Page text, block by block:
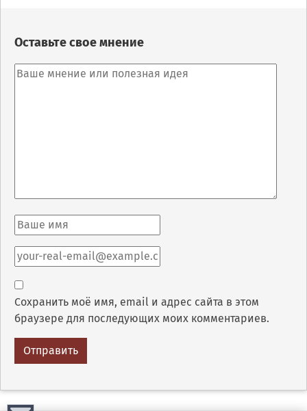
Оставьте свое мнение
Сохранить моё имя, email и адрес сайта в этом
браузере для последующих моих комментариев.